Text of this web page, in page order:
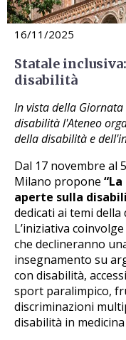
16/11/2025
Statale
disabilità
In vista della
disabilità l'Ateneo
della disabilità e
Dal 17 novembre al
Milano propone
aperte sulla
dedicati ai temi della
L’iniziativa
che declineranno
insegnamento su
con disabilità,
sport paralimpico,
discriminazioni
disabilità in